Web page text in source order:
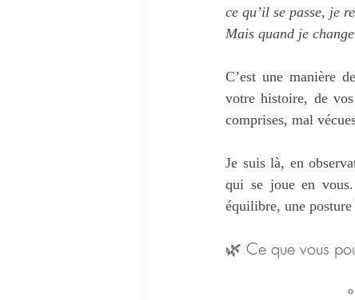
ce qu’il se passe, je
Mais quand je
C’est une manière de
votre histoire, de
comprises, mal
Je suis là, en
qui se joue en
équilibre, une posture
🌿 Ce que vous